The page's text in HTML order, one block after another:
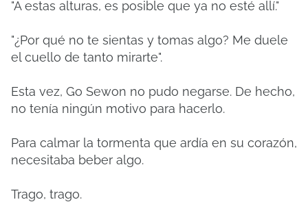
"A estas alturas, es posible que ya no esté allí."
"¿Por qué no te sientas y tomas algo? Me duele
el cuello de tanto mirarte".
Esta vez, Go Sewon no pudo negarse. De hecho,
no tenía ningún motivo para hacerlo.
Para calmar la tormenta que ardía en su corazón,
necesitaba beber algo.
Trago, trago.